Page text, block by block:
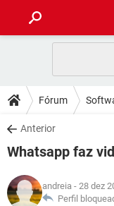
CELULAR
OUTLOOK
INSTAGRAM
GUIA DE COMPRAS
DICAS
JOGOS
INSTAGRAM
DOWNLOADS
JOGOS
CELULAR
OUTLOOK
JOGOS
GLOSSÁRIO
Fórum
Anterior
Whatsapp faz
andreia - 28 dez
Perfil